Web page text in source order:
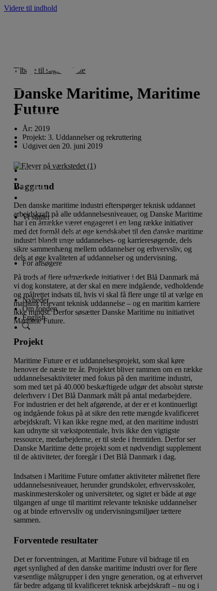
Videre til indhold
Vi støtter
For ansøgere
Nyheder
English
Vi støtter
Lån til iværksætteri og innovation
Donationer til almennyttige projekter
Projekter
Vi støtter ikke
For ansøgere
Donationer til almennyttige projekter
Nyheder
Om fonden
English
Tilbage til søgeresultatet
Danske Maritime, Maritime
Future
År: 2019
Projekt: 3. Uddannelser og rekruttering
Udgivet den 20. juni 2019
Baggrund
Den danske maritime industri efterspørger teknisk uddannet
arbejdskraft på alle uddannelsesniveauer, og Danske Maritime
har i en årrække været engageret i en lang række initiativer
med det formål dels at øge kendskabet til den danske maritime
industri blandt unge uddannelses- og karrieresøgende, dels
sikre sammenhæng mellem uddannelser og erhvervsliv, og
dels at øge kvaliteten af uddannelser og undervisning.
På trods af flere udmærkede initiativer i det Blå Danmark må
vi dog konstatere, at der skal en mere indgående, vedholdende
og målrettet indsats til, hvis vi skal få flere unge til at vælge en
maritimt relevant teknisk uddannelse – og en maritim karriere
ikke mindst. Derfor søsætter Danske Maritime nu initiativet
Maritime Future.
Projekt
Maritime Future er et uddannelsesprojekt, som skal køre
henover de næste tre år. Projektet bliver rammen om en række
uddannelsesaktiviteter med fokus på den maritime industri,
som med tæt på 40.000 beskæftigede udgør det absolut største
delerhverv i Det Blå Danmark målt på antal medarbejdere.
For industrien er det helt afgørende, at der er et kontinuerligt
og indgående fokus på at sikre den rette mængde kvalificeret
arbejdskraft. Vi kan ikke regne med, at den maritime industri
kan udnytte sit vækstpotentiale, hvis ikke den vigtigste
ressource, medarbejderne, er til stede i fremtiden. Derfor ser
Danske Maritime dette projekt som et nødvendigt supplement
til de aktiviteter, der foregår i Det Blå Danmark i dag.
Indsatsen i Maritime Future omfatter aktiviteter målrettet flere
uddannelsesniveauer, herunder grundskoler, erhvervsskoler,
maskinmesterskoler og universiteter, og sigtet er både at øge
tilgangen af unge til maritimt relevante tekniske uddannelser
og at binde erhvervsliv og undervisningsmiljøer tættere
sammen.
Forventede resultater
Det er forventningen, at Maritime Future vil bidrage til en
øget synlighed af den danske maritime industri over for flere
væsentlige målgrupper i den yngre generation, og at erhvervet
får bedre adgang til kvalificeret teknisk arbejdskraft – nu og i